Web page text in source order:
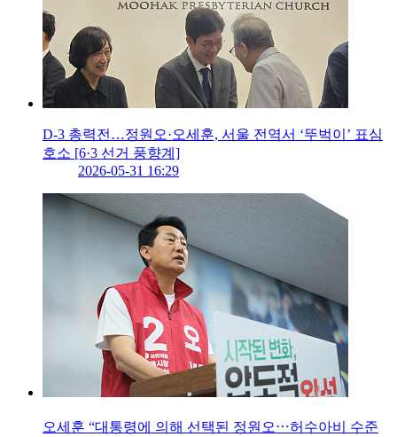
D-3 총력전…정원오·오세훈, 서울 전역서 ‘뚜벅이’ 표심
호소 [6·3 선거 풍향계]
2026-05-31 16:29
오세훈 “대통령에 의해 선택된 정원오⋯허수아비 수준